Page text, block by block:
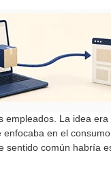
La idea era
en el
sentido común habría